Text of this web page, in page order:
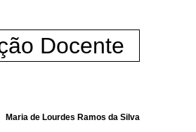
Docente
Maria de Lourdes Ramos da Silva